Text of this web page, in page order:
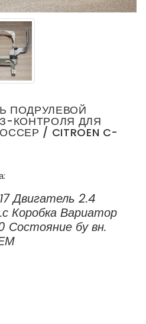
ПОДРУЛЕВОЙ
КОНТРОЛЯ ДЛЯ
/ CITROEN C-
Двигатель 2.4
Коробка Вариатор
Состояние бу вн.